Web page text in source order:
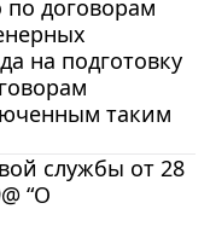
по договорам
на подготовку
таким
службы от 28
“О